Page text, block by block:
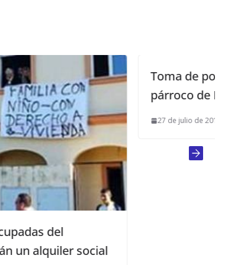
Toma de posesión del nuevo
párroco de Mairena
27 de julio de 2015